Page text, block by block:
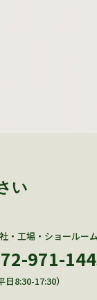
い
・工場・ショールーム
971-
日8:30-17:30）